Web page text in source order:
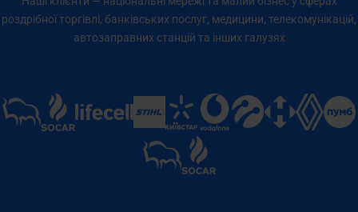
роздрібної торгівлі, банківських послуг, медицини, телекомунікацій,
автозаправних станцій та інших галузях